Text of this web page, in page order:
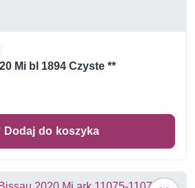
Mi bl 1894 Czyste **
Dodaj do koszyka